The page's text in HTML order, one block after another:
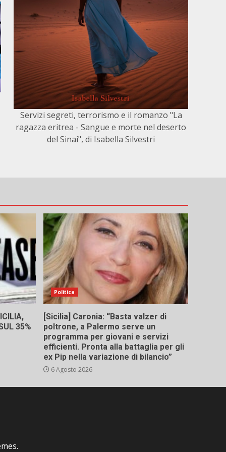
Servizi segreti, terrorismo e il romanzo "La
ragazza eritrea - Sangue e morte nel deserto
del Sinai", di Isabella Silvestri
35%
Politica
[Sicilia] Caronia: “Basta valzer di
poltrone, a Palermo serve un
programma per giovani e servizi
efficienti. Pronta alla battaglia per gli
ex Pip nella variazione di bilancio”
6 Agosto 2026